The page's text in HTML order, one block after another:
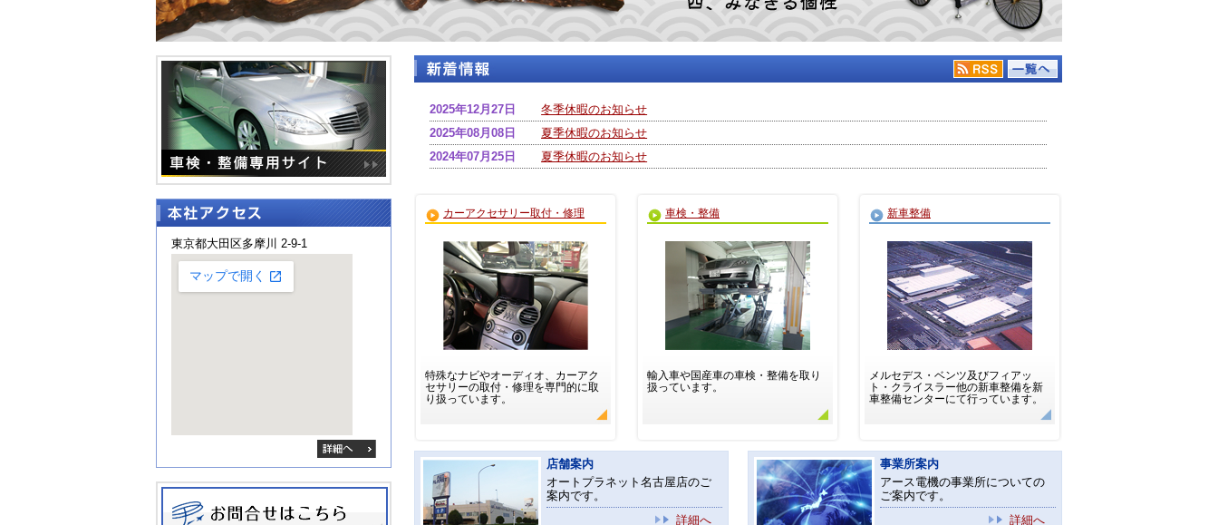
2025年12月27日
冬季休暇のお知らせ
2025年08月08日
夏季休暇のお知らせ
2024年07月25日
夏季休暇のお知らせ
カーアクセサリー取付・修理
特殊なナビやオーディオ、カーアク
セサリーの取付・修理を専門的に取
り扱っています。
車検・整備
輸入車や国産車の車検・整備を取り
扱っています。
新車整備
メルセデス・ベンツ及びフィアッ
ト・クライスラー他の新車整備を新
車整備センターにて行っています。
店舗案内
オートプラネット名古屋店のご
案内です。
詳細へ
事業所案内
アース電機の事業所についての
ご案内です。
詳細へ
東京都大田区多摩川 2-9-1